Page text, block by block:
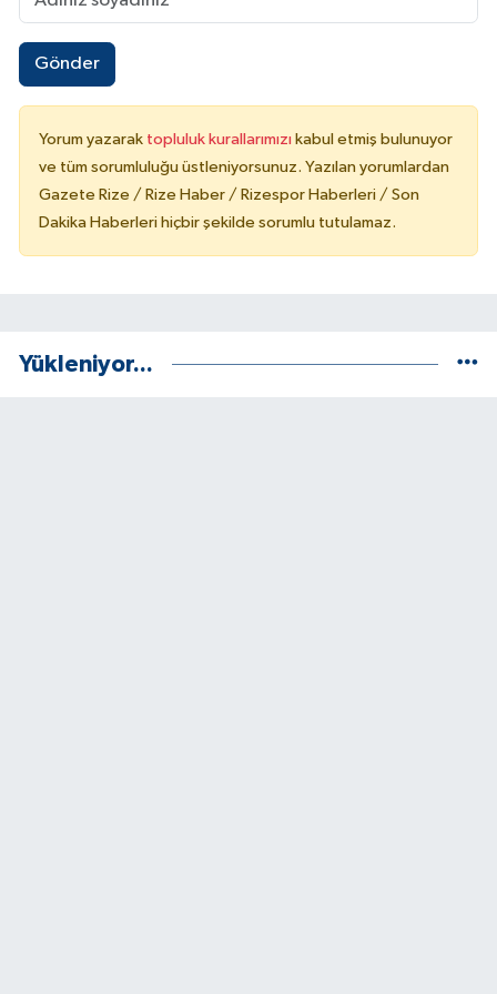
Gönder
Yorum yazarak topluluk kurallarımızı kabul etmiş bulunuyor
ve tüm sorumluluğu üstleniyorsunuz. Yazılan yorumlardan
Gazete Rize / Rize Haber / Rizespor Haberleri / Son
Dakika Haberleri hiçbir şekilde sorumlu tutulamaz.
Yükleniyor...